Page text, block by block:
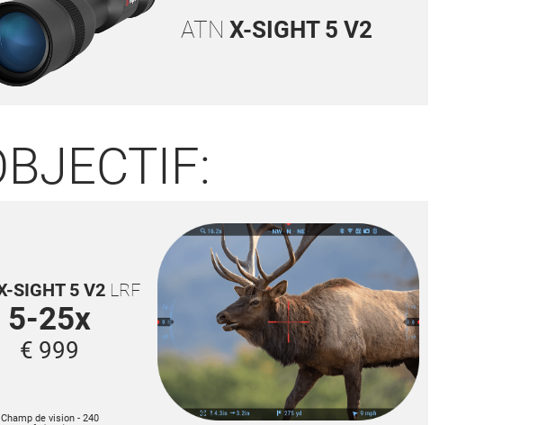
ATN X-SIGHT 5 V2
SIGHT 5 V2 LRF
5-25x
€ 999
Champ de vision - 240